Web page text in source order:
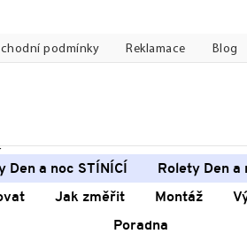
podmínky Reklamace Blog
Den a noc STÍNÍCÍ Rolety Den a
Jak změřit Montáž
Poradna